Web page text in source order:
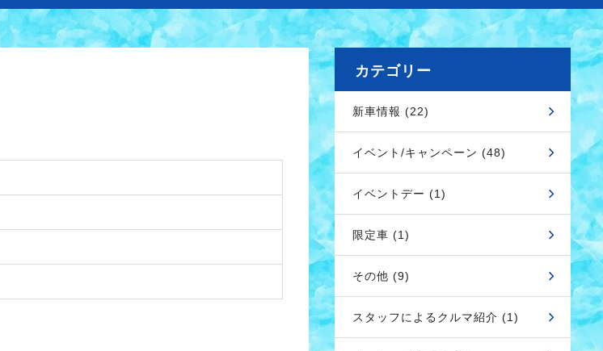
カテゴリー
新車情報 (22)
イベント/キャンペーン (48)
イベントデー (1)
限定車 (1)
その他 (9)
スタッフによるクルマ紹介 (1)